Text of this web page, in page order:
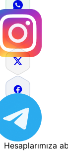
Hesaplarımıza